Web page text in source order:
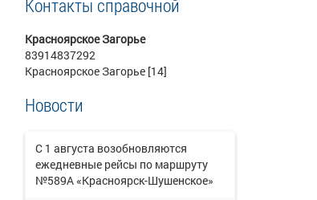
Контакты справочной
Красноярское Загорье
83914837292
Красноярское Загорье [14]
Новости
С 1 августа возобновляются
ежедневные рейсы по маршруту
№589А «Красноярск-Шушенское»